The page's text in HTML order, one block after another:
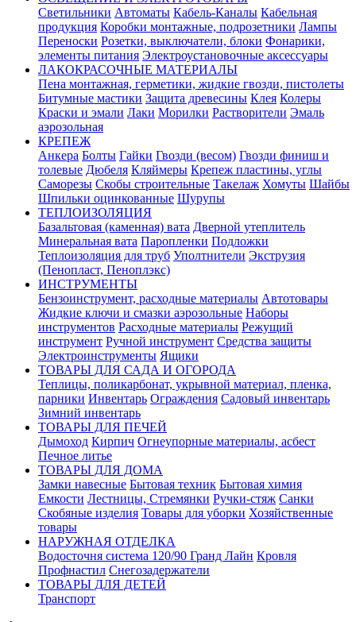
Светильники Автоматы Кабель-Каналы Кабельная
продукция Коробки монтажные, подрозетники Лампы
Переноски Розетки, выключатели, блоки Фонарики,
элементы питания Электроустановочные аксессуары
ЛАКОКРАСОЧНЫЕ МАТЕРИАЛЫ
Пена монтажная, герметики, жидкие гвозди, пистолеты
Битумные мастики Защита древесины Клея Колеры
Краски и эмали Лаки Морилки Растворители Эмаль
аэрозольная
КРЕПЕЖ
Анкера Болты Гайки Гвозди (весом) Гвозди финиш и
толевые Дюбеля Кляймеры Крепеж пластины, углы
Саморезы Скобы строительные Такелаж Хомуты Шайбы
Шпильки оцинкованные Шурупы
ТЕПЛОИЗОЛЯЦИЯ
Базальтовая (каменная) вата Дверной утеплитель
Минеральная вата Паропленки Подложки
Теплоизоляция для труб Уполтнители Экструзия
(Пенопласт, Пеноплэкс)
ИНСТРУМЕНТЫ
Бензоинструмент, расходные материалы Автотовары
Жидкие ключи и смазки аэрозольные Наборы
инструментов Расходные материалы Режущий
инструмент Ручной инструмент Средства защиты
Электроинструменты Ящики
ТОВАРЫ ДЛЯ САДА И ОГОРОДА
Теплицы, поликарбонат, укрывной материал, пленка,
парники Инвентарь Ограждения Садовый инвентарь
Зимний инвентарь
ТОВАРЫ ДЛЯ ПЕЧЕЙ
Дымоход Кирпич Огнеупорные материалы, асбест
Печное литье
ТОВАРЫ ДЛЯ ДОМА
Замки навесные Бытовая техник Бытовая химия
Емкости Лестницы, Стремянки Ручки-стяж Санки
Скобяные изделия Товары для уборки Хозяйственные
товары
НАРУЖНАЯ ОТДЕЛКА
Водосточня система 120/90 Гранд Лайн Кровля
Профнастил Снегозадержатели
ТОВАРЫ ДЛЯ ДЕТЕЙ
Транспорт